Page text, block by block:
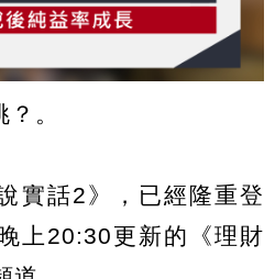
。
實話2》，已經隆重登
上20:30更新的《理財